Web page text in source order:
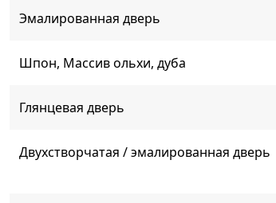
Эмалированная дверь
Шпон, Массив ольхи, дуба
Глянцевая дверь
Двухстворчатая / эмалированная дверь